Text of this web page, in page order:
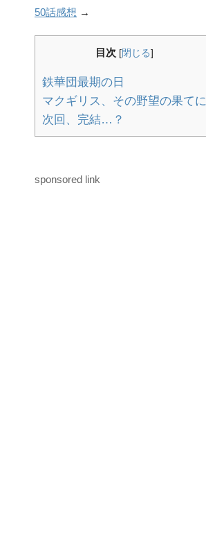
50話感想 →
目次 [閉じる]
鉄華団最期の日
マクギリス、その野望の果てに
次回、完結…？
sponsored link